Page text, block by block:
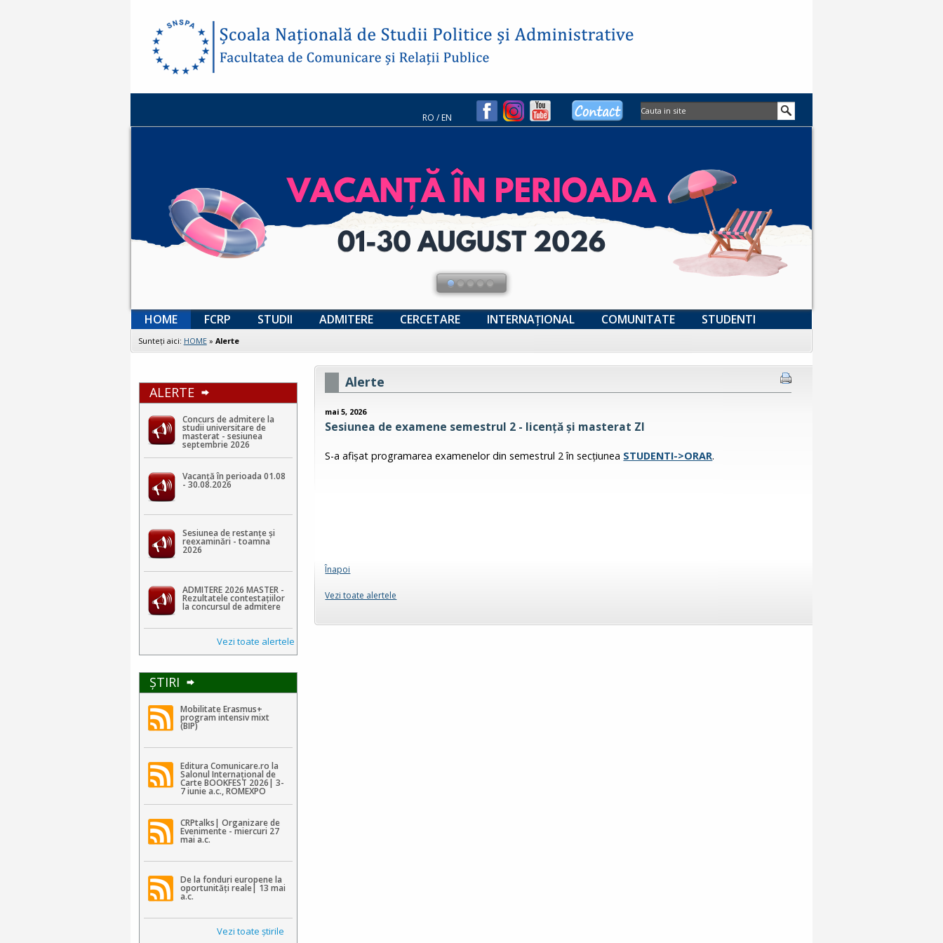
RO /EN
HOME FCRP STUDII ADMITERE CERCETARE INTERNAȚIONAL COMUNITATE STUDENTI
Sunteţi aici: HOME» Alerte
ALERTE
Concurs de admitere la
studii universitare de
masterat - sesiunea
septembrie 2026
Vacanță în perioada 01.08
- 30.08.2026
Sesiunea de restanțe și
reexaminări - toamna
2026
ADMITERE 2026 MASTER -
Rezultatele contestaţiilor
la concursul de admitere
Vezi toate alertele
ŞTIRI
Mobilitate Erasmus+
program intensiv mixt
(BIP)
Editura Comunicare.ro la
Salonul Internațional de
Carte BOOKFEST 2026| 3-
7 iunie a.c., ROMEXPO
CRPtalks| Organizare de
Evenimente - miercuri 27
mai a.c.
De la fonduri europene la
oportunități reale| 13 mai
a.c.
Vezi toate ştirile
Alerte
mai 5, 2026
Sesiunea de examene semestrul 2 - licență și masterat ZI
S-a afişat programarea examenelor din semestrul 2 în secţiunea STUDENTI->ORAR.
Înapoi
Vezi toate alertele